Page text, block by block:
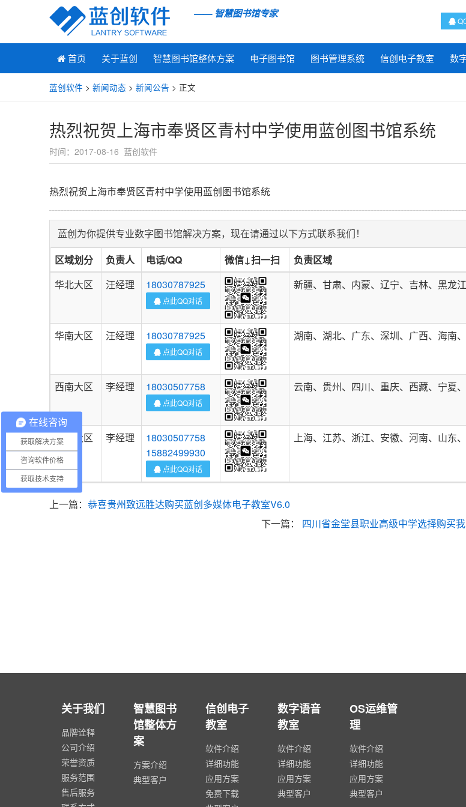
—— 智慧图书馆专家
首页 关于蓝创 智慧图书馆整体方案 电子图书馆 图书管理系统 信创电子教室 数
蓝创软件 > 新闻动态 > 新闻公告 > 正文
热烈祝贺上海市奉贤区青村中学使用蓝创图书馆系统
时间：2017-08-16 蓝创软件
热烈祝贺上海市奉贤区青村中学使用蓝创图书馆系统
蓝创为你提供专业数字图书馆解决方案，现在请通过以下方式联系我们！
区域划分
负责人 电话/QQ 微信↓扫一扫
负责区域
华北大区
汪经理 18030787925
点此QQ对话
新疆、甘肃、内蒙、辽宁、吉林、黑龙
华南大区 汪经理 18030787925
点此QQ对话
湖南、湖北、广东、深圳、广西、海南
西南大区 李经理 18030507758
点此QQ对话
云南、贵州、四川、重庆、西藏、宁夏
华东大区 李经理
18030507758
15882499930
点此QQ对话
上海、江苏、浙江、安徽、河南、山东
上一篇： 恭喜贵州致远胜达购买蓝创多媒体电子教室V6.0
下一篇： 四川省金堂县职业高级中学选择购买
关于我们
品牌诠释
公司介绍
荣誉资质
服务范围
售后服务
智慧图书
馆整体方
案
方案介绍
典型客户
信创电子
教室
软件介绍
详细功能
应用方案
免费下载
数字语音
教室
软件介绍
详细功能
应用方案
典型客户
OS运维管
理
软件介绍
详细功能
应用方案
典型客户
在线咨询
获取解决方案
咨询软件价格
获取技术支持